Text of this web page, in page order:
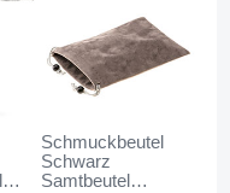
Schmuckbeutel
Schwarz
Samtbeutel